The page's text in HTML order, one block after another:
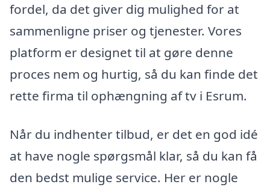
fordel, da det giver dig mulighed for at
sammenligne priser og tjenester. Vores
platform er designet til at gøre denne
proces nem og hurtig, så du kan finde det
rette firma til ophængning af tv i Esrum.
Når du indhenter tilbud, er det en god idé
at have nogle spørgsmål klar, så du kan få
den bedst mulige service. Her er nogle